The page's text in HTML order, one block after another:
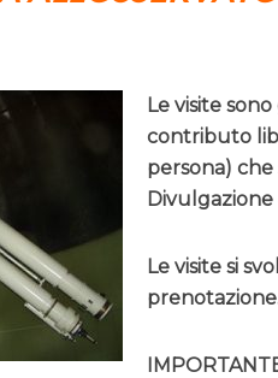
Le visite
contributo
persona)
Divulgazione
Le visite si